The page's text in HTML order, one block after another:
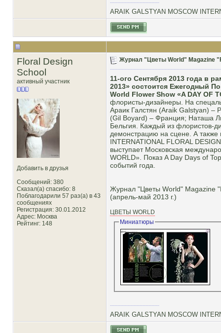
ARAIK GALSTYAN MOSCOW
Floral Design
School
активный участник
Добавить в друзья
Сообщений: 380
Сказал(а) спасибо: 8
Поблагодарили 57 раз(а) в 43
сообщениях
Регистрация: 30.01.2012
Адрес: Москва
Рейтинг: 148
Журнал "Цветы World" Magazine
11-ого Сентября 2013 года в
2013» состоится Ежегодный
World Flower Show «A DAY OF
флористы-дизайнеры. На
Араик Галстян (Araik Galstyan)
(Gil Boyard) – Франция; Наташа
Бельгия. Каждый из флористов-
демонстрацию на сцене. А также
INTERNATIONAL FLORAL
выступает Московская
WORLD». Показ A Day Days of
событий года.
Журнал "Цветы World" Magazine
(апрель-май 2013 г.)
ЦВЕТЫ WORLD
Миниатюры
ARAIK GALSTYAN MOSCOW